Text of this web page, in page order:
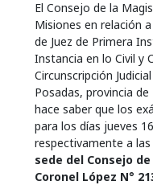
El Consejo de la
Misiones en relación
de Juez de Primera
Instancia en lo Civil y
Circunscripción
Posadas, provincia
hace saber que los
para los días jueves
respectivamente a las
sede del Consejo
Coronel López N°